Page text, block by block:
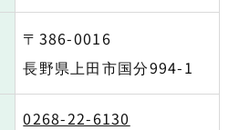
〒386-0016
長野県上田市国分994-1
0268-22-6130